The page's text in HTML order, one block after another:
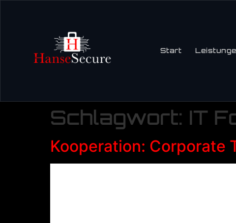
Start
Schlagwort: IT
Kooperation: Corporate